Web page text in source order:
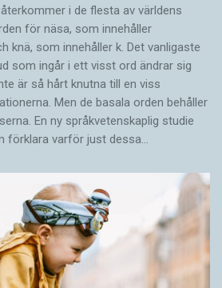
i de flesta av världens
för näsa, som innehåller
knä, som innehåller k. Det vanligaste
som ingår i ett visst ord ändrar sig
är så hårt knutna till en viss
Men de basala orden behåller
En ny språkvetenskaplig studie
förklara varför just dessa…